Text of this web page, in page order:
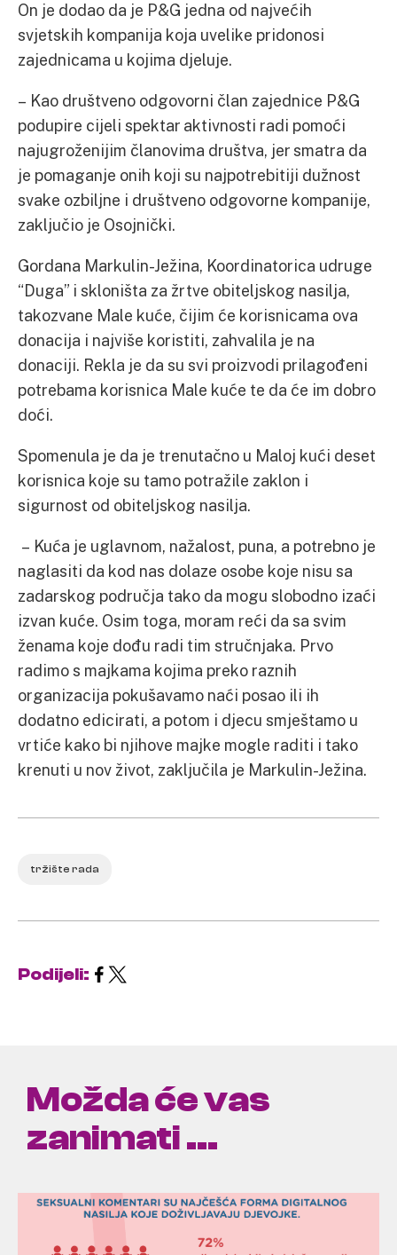
On je dodao da je P&G jedna od najvećih
svjetskih kompanija koja uvelike pridonosi
zajednicama u kojima djeluje.
– Kao društveno odgovorni član zajednice P&G
podupire cijeli spektar aktivnosti radi pomoći
najugroženijim članovima društva, jer smatra da
je pomaganje onih koji su najpotrebitiji dužnost
svake ozbiljne i društveno odgovorne kompanije,
zaključio je Osojnički.
Gordana Markulin-Ježina, Koordinatorica udruge
“Duga” i skloništa za žrtve obiteljskog nasilja,
takozvane Male kuće, čijim će korisnicama ova
donacija i najviše koristiti, zahvalila je na
donaciji. Rekla je da su svi proizvodi prilagođeni
potrebama korisnica Male kuće te da će im dobro
doći.
Spomenula je da je trenutačno u Maloj kući deset
korisnica koje su tamo potražile zaklon i
sigurnost od obiteljskog nasilja.
– Kuća je uglavnom, nažalost, puna, a potrebno je
naglasiti da kod nas dolaze osobe koje nisu sa
zadarskog područja tako da mogu slobodno izaći
izvan kuće. Osim toga, moram reći da sa svim
ženama koje dođu radi tim stručnjaka. Prvo
radimo s majkama kojima preko raznih
organizacija pokušavamo naći posao ili ih
dodatno edicirati, a potom i djecu smještamo u
vrtiće kako bi njihove majke mogle raditi i tako
krenuti u nov život, zaključila je Markulin-Ježina.
tržište rada
Podijeli:
Možda će vas
zanimati ...